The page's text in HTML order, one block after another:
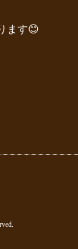
ます😊